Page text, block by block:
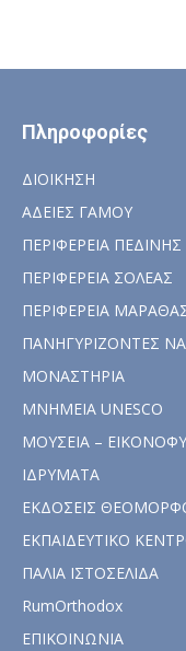
Πληροφορίες
ΔΙΟΙΚΗΣΗ
ΑΔΕΙΕΣ ΓΑΜΟΥ
ΠΕΡΙΦΕΡΕΙΑ ΠΕΔΙΝΗΣ
ΠΕΡΙΦΕΡΕΙΑ ΣΟΛΕΑΣ
ΠΕΡΙΦΕΡΕΙΑ
ΠΑΝΗΓΥΡΙΖΟΝΤΕΣ
ΜΟΝΑΣΤΗΡΙΑ
ΜΝΗΜΕΙΑ UNESCO
ΜΟΥΣΕΙΑ –
ΙΔΡΥΜΑΤΑ
ΕΚΔΟΣΕΙΣ
ΕΚΠΑΙΔΕΥΤΙΚΟ
ΠΑΛΙΑ ΙΣΤΟΣΕΛΙΔΑ
RumOrthodox
ΕΠΙΚΟΙΝΩΝΙΑ